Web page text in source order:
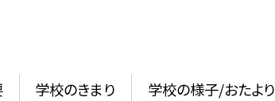
学校のきまり 学校の様子/おたより